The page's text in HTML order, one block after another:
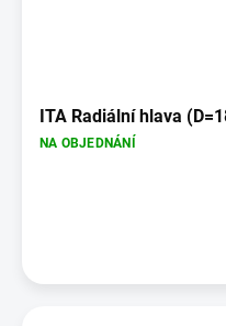
ITA Radiální hlava
NA OBJEDNÁNÍ